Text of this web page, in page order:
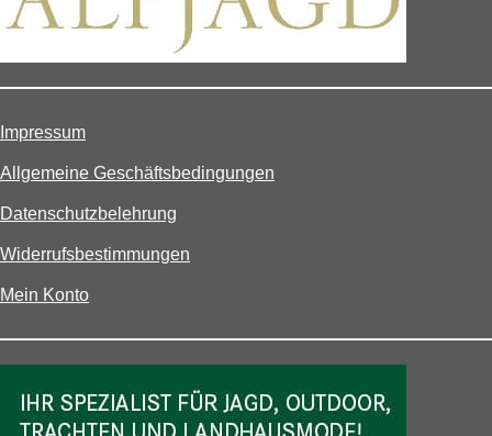
Impressum
Allgemeine Geschäftsbedingungen
Datenschutzbelehrung
Widerrufsbestimmungen
Mein Konto